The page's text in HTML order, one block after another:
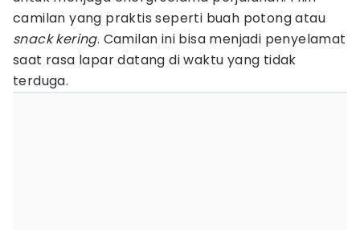
camilan yang praktis seperti buah potong atau
snack kering. Camilan ini bisa menjadi penyelamat
saat rasa lapar datang di waktu yang tidak
terduga.